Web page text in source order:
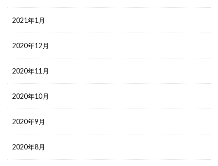
2021年1月
2020年12月
2020年11月
2020年10月
2020年9月
2020年8月